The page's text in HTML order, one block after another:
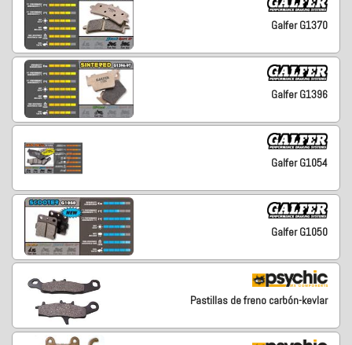
Galfer G1370
Galfer G1396
Galfer G1054
Galfer G1050
Pastillas de freno carbón-kevlar